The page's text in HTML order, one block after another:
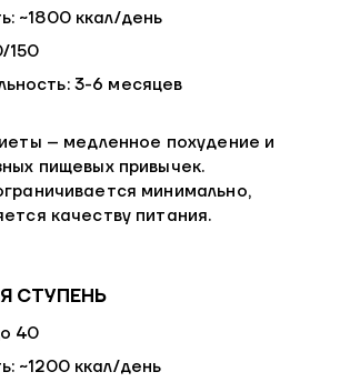
~1800 ккал/день
150
3-6 месяцев
– медленное похудение и
пищевых привычек.
минимально,
качеству питания.
СТУПЕНЬ
40
~1200 ккал/день